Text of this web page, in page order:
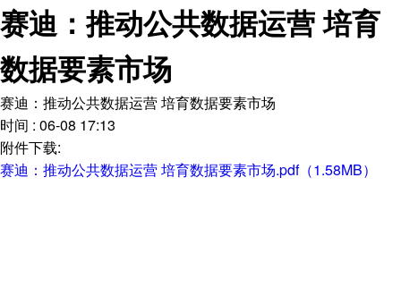
赛迪：推动公共数据运营 培育
数据要素市场
赛迪：推动公共数据运营 培育数据要素市场
时间 : 06-08 17:13
附件下载:
赛迪：推动公共数据运营 培育数据要素市场.pdf（1.58MB）